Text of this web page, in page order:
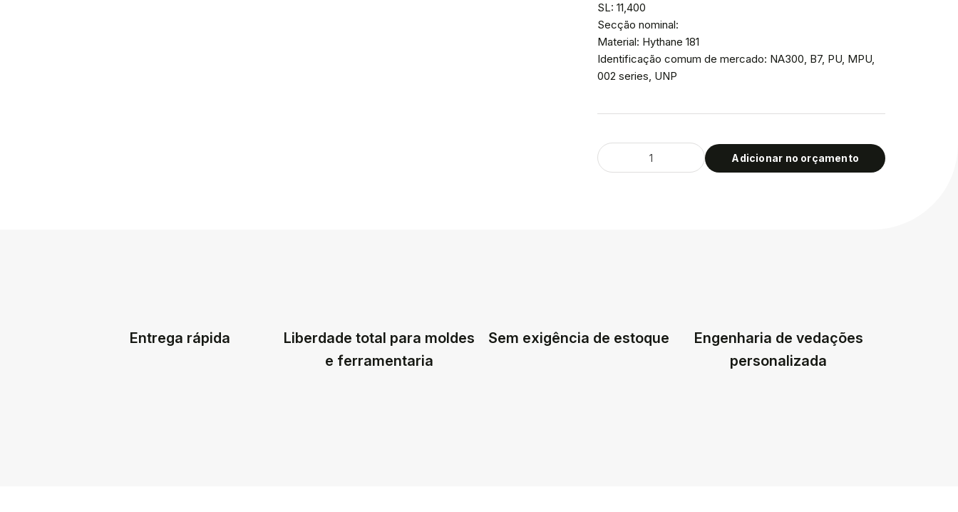
SL: 11,400
Secção nominal:
Material: Hythane 181
Identificação comum de mercado: NA300, B7, PU, MPU,
002 series, UNP
Adicionar no orçamento
Entrega rápida
Liberdade total para moldes
e ferramentaria
Sem exigência de estoque
Engenharia de vedações
personalizada